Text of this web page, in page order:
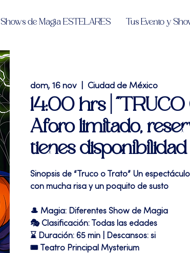
Shows de Magia ESTELARES Tus Evento y
dom, 16 nov Ciudad de México
14:00 hrs |
Aforo limitado,
tienes disponibilidad
Sinopsis de “Truco o Trato” Un
con mucha risa y un poquito de susto
🎩 Magia: Diferentes Show de Magia
🎭 Clasificación: Todas las edades
⌛ Duración: 65 min | Descansos: si
🎟 Teatro Principal Mysterium